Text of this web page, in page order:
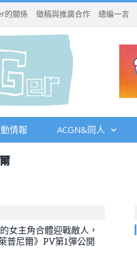
的關係 徵稿與推廣合作 總編一言
情報 ACGN&同人
女主角合體迎戰敵人，
普尼爾》PV第1彈公開